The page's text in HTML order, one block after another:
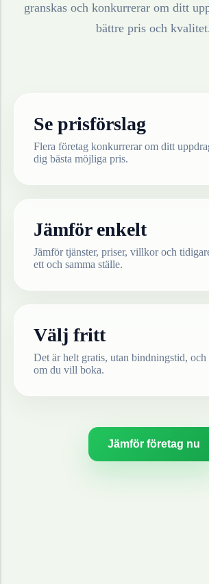
granskas och konkurrerar om ditt
bättre pris och kvalitet.
Se prisförslag
Flera företag konkurrerar om ditt
dig bästa möjliga pris.
Jämför enkelt
Jämför tjänster, priser, villkor och
ett och samma ställe.
Välj fritt
Det är helt gratis, utan bindningstid,
om du vill boka.
Jämför företag nu